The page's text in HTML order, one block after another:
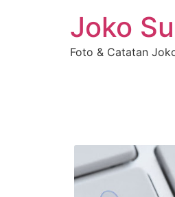
Joko
Foto & Catatan